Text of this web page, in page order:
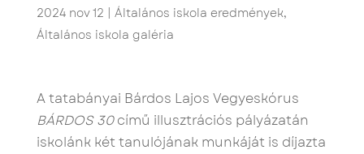
2024 nov 12 Általános iskola eredmények,
Általános iskola galéria
A tatabányai Bárdos Lajos Vegyeskórus
BÁRDOS 30című illusztrációs pályázatán
iskolánk két tanulójának munkáját is díjazta